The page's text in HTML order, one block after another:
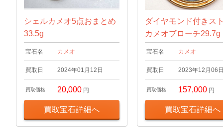
シェルカメオ5点おまとめ
33.5g
宝石名 カメオ
買取日 2024年01月12日
買取価格 20,000 円
買取宝石詳細へ
ダイヤモンド付きス
カメオブローチ29.7g
宝石名 カメオ
買取日 2023年12月06
買取価格 157,000 円
買取宝石詳細へ